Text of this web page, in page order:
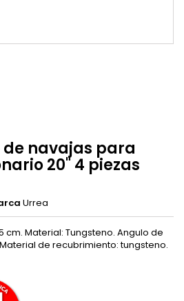
de navajas para
20" 4 piezas
Urrea
cm. Material: Tungsteno. Angulo de
de recubrimiento: tungsteno.